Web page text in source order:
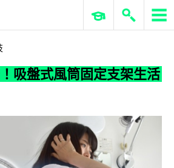
ERP 與商業 AI
吸盤式風筒固定支架生活